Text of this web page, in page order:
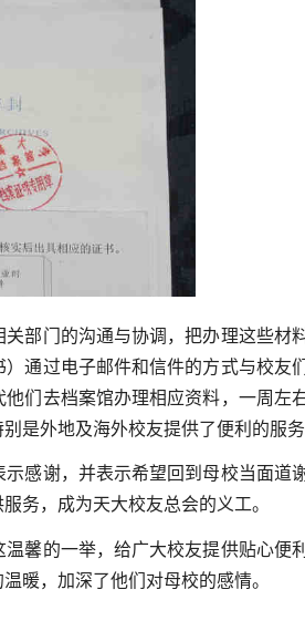
部门的沟通与协调，把办理这些材
通过电子邮件和信件的方式与校友
们去档案馆办理相应资料，一周左
是外地及海外校友提供了便利的服务
感谢，并表示希望回到母校当面道
务，成为天大校友总会的义工。
馨的一举，给广大校友提供贴心便
暖，加深了他们对母校的感情。